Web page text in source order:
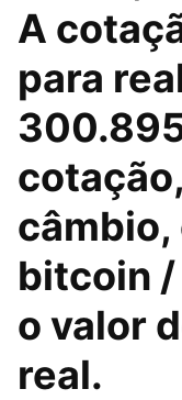
A
para
câmbio,
bitcoin /
o valor
real.